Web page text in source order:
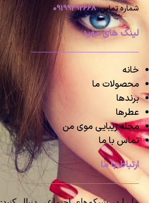
شماره تماس:09199292668
لینک های مفید
خانه
محصولات ما
برندها
عطرها
مجله زیبایی موی من
تماس با ما
ارتباط با ما